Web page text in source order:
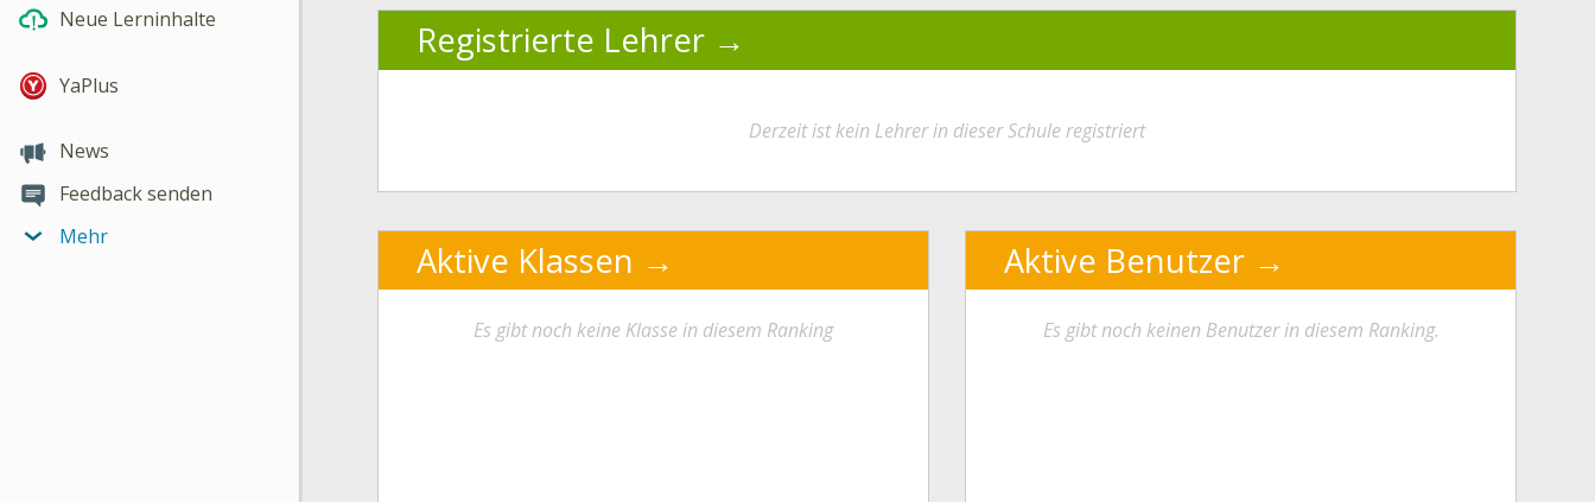
Neue Lerninhalte
YaPlus
News
Feedback senden
Mehr
Registrierte Lehrer
Derzeit ist kein Lehrer in dieser Schule registriert
Aktive Klassen
Es gibt noch keine Klasse in diesem Ranking
Aktive Benutzer
Es gibt noch keinen Benutzer in diesem Ranking.